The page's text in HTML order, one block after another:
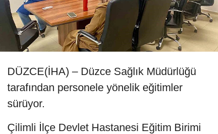
DÜZCE(İHA) – Düzce Sağlık Müdürlüğü
tarafından personele yönelik eğitimler
sürüyor.
Çilimli İlçe Devlet Hastanesi Eğitim Birimi